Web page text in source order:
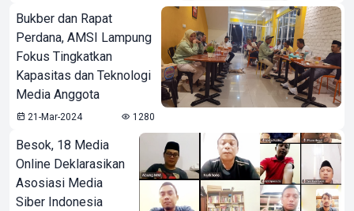
Bukber dan Rapat
Perdana, AMSI Lampung
Fokus Tingkatkan
Kapasitas dan Teknologi
Media Anggota
21-Mar-2024 1280
Besok, 18 Media
Online Deklarasikan
Asosiasi Media
Siber Indonesia